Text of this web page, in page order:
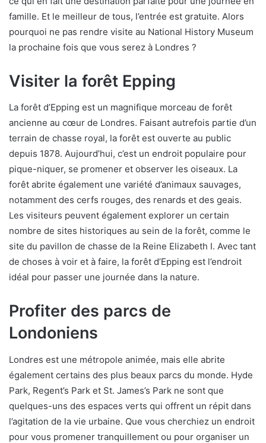
famille. Et le meilleur de tous, l’entrée est gratuite. Alors
pourquoi ne pas rendre visite au National History Museum
la prochaine fois que vous serez à Londres ?
Visiter la forêt Epping
La forêt d’Epping est un magnifique morceau de forêt
ancienne au cœur de Londres. Faisant autrefois partie d’un
terrain de chasse royal, la forêt est ouverte au public
depuis 1878. Aujourd’hui, c’est un endroit populaire pour
pique-niquer, se promener et observer les oiseaux. La
forêt abrite également une variété d’animaux sauvages,
notamment des cerfs rouges, des renards et des geais.
Les visiteurs peuvent également explorer un certain
nombre de sites historiques au sein de la forêt, comme le
site du pavillon de chasse de la Reine Elizabeth I. Avec tant
de choses à voir et à faire, la forêt d’Epping est l’endroit
idéal pour passer une journée dans la nature.
Profiter des parcs de
Londoniens
Londres est une métropole animée, mais elle abrite
également certains des plus beaux parcs du monde. Hyde
Park, Regent’s Park et St. James’s Park ne sont que
quelques-uns des espaces verts qui offrent un répit dans
l’agitation de la vie urbaine. Que vous cherchiez un endroit
pour vous promener tranquillement ou pour organiser un